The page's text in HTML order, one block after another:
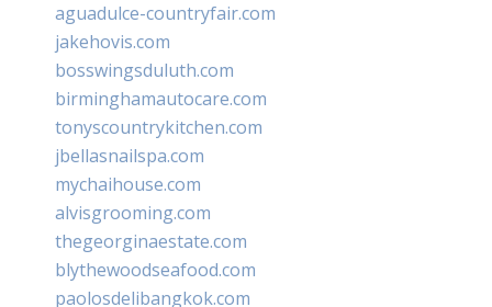
aguadulce-countryfair.com
jakehovis.com
bosswingsduluth.com
birminghamautocare.com
tonyscountrykitchen.com
jbellasnailspa.com
mychaihouse.com
alvisgrooming.com
thegeorginaestate.com
blythewoodseafood.com
paolosdelibangkok.com